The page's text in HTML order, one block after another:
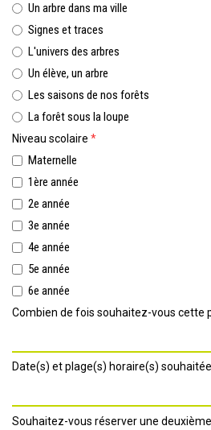
Un arbre dans ma ville
Signes et traces
L'univers des arbres
Un élève, un arbre
Les saisons de nos forêts
La forêt sous la loupe
Niveau scolaire *
Maternelle
1ère année
2e année
3e année
4e année
5e année
6e année
Combien de fois souhaitez-vous cette
Date(s) et plage(s) horaire(s)
Souhaitez-vous réserver une